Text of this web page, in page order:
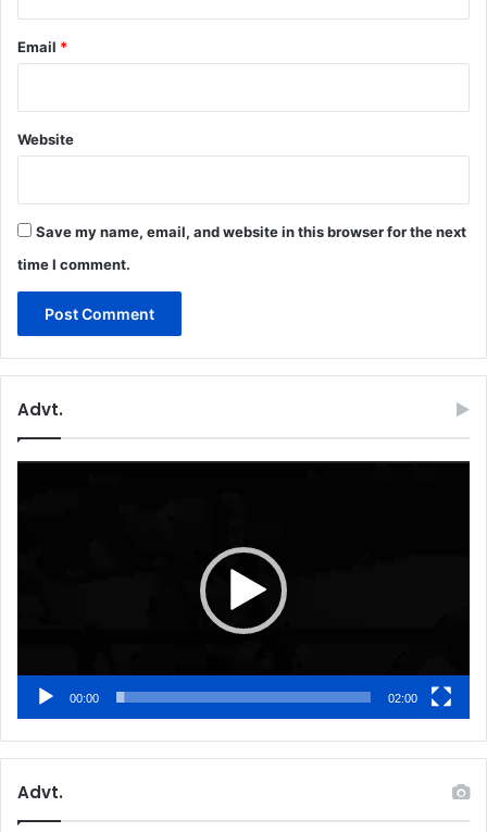
Email *
Website
Save my name, email, and website in this browser for the next
time I comment.
Advt.
00:00 02:00
Advt.